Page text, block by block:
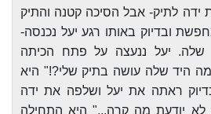
לתיק- אבל הסיכה קטנה והתיק
ובדיוק באותו רגע יעל נכנסה-
יעל ננעצה על פתח הכיתה
היד שלה עושה בתיק שלי?!" היא
ראתה את יעל ושלפה את ידה
יודעת מה קרה..." היא התחילה